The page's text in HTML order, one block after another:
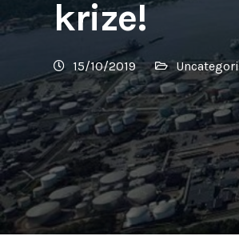
krize!
15/10/2019